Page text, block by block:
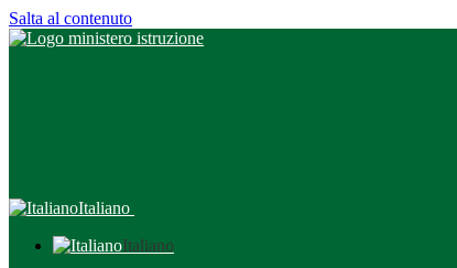
Salta al contenuto
Italiano
Italiano